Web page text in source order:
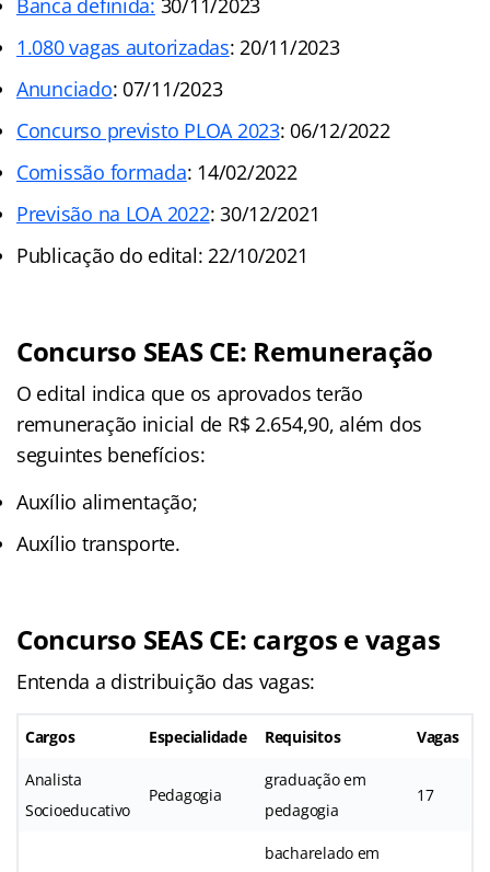
Banca definida: 30/11/2023
1.080 vagas autorizadas: 20/11/2023
Anunciado: 07/11/2023
Concurso previsto PLOA 2023: 06/12/2022
Comissão formada: 14/02/2022
Previsão na LOA 2022: 30/12/2021
Publicação do edital: 22/10/2021
Concurso SEAS CE: Remuneração
O edital indica que os aprovados terão
remuneração inicial de R$ 2.654,90, além dos
seguintes benefícios:
Auxílio alimentação;
Auxílio transporte.
Concurso SEAS CE: cargos e vagas
Entenda a distribuição das vagas:
Cargos Especialidade Requisitos Vagas
Analista
Socioeducativo
Pedagogia
graduação em
pedagogia
17
bacharelado em